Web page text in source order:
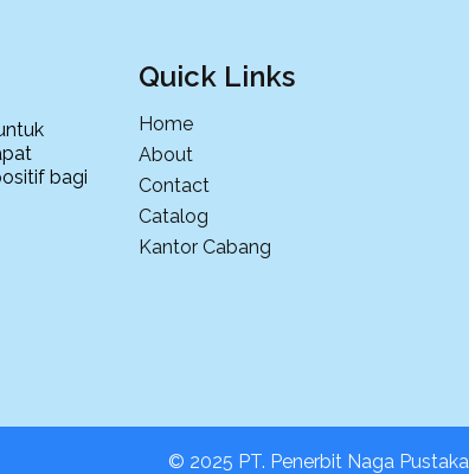
bagi
Quick Links
Home
About
Contact
Catalog
Kantor Cabang
© 2025 PT. Penerbit Naga Pustaka